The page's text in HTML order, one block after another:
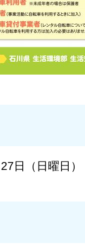
日（日曜日